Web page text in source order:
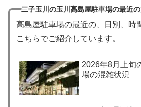
二子玉川の玉川高島屋駐車場の最近
高島屋駐車場の最近の、日別、時
こちらでご紹介しています。
2026年8月上旬
場の混雑状況